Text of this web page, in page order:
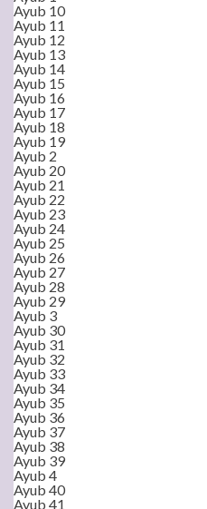
Ayub 10
Ayub 11
Ayub 12
Ayub 13
Ayub 14
Ayub 15
Ayub 16
Ayub 17
Ayub 18
Ayub 19
Ayub 2
Ayub 20
Ayub 21
Ayub 22
Ayub 23
Ayub 24
Ayub 25
Ayub 26
Ayub 27
Ayub 28
Ayub 29
Ayub 3
Ayub 30
Ayub 31
Ayub 32
Ayub 33
Ayub 34
Ayub 35
Ayub 36
Ayub 37
Ayub 38
Ayub 39
Ayub 4
Ayub 40
Ayub 41